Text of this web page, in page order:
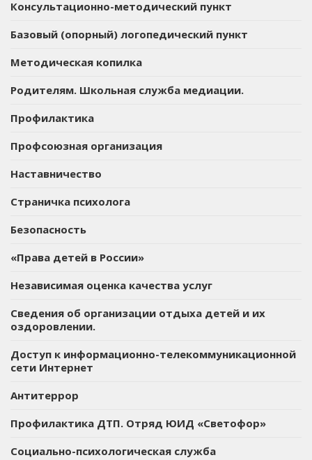
Консультационно-методический пункт
Базовый (опорный) логопедический пункт
Методическая копилка
Родителям. Школьная служба медиации.
Профилактика
Профсоюзная организация
Наставничество
Страничка психолога
Безопасность
«Права детей в России»
Независимая оценка качества услуг
Сведения об организации отдыха детей и их
оздоровлении.
Доступ к информационно-телекоммуникационной
сети Интернет
Антитеррор
Профилактика ДТП. Отряд ЮИД «Светофор»
Социально-психологическая служба